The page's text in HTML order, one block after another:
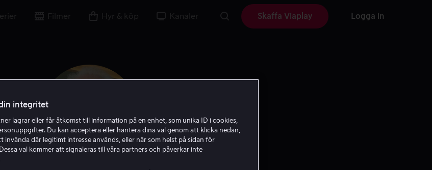
Filmer Hyr & köp Kanaler Skaffa Viaplay Logga in
integritet
lagrar eller får åtkomst till information på en enhet, som unika ID i cookies,
Du kan acceptera eller hantera dina val genom att klicka nedan,
invända där legitimt intresse används, eller när som helst på sidan för
val kommer att signaleras till våra partners och påverkar inte